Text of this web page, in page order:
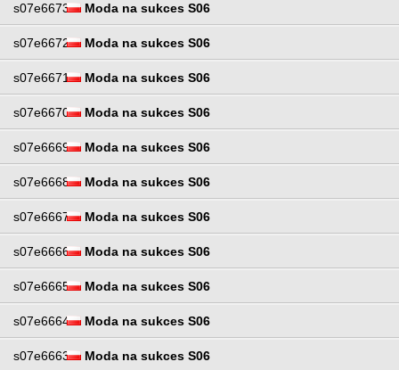
s07e6673 Moda na sukces S06
s07e6672 Moda na sukces S06
s07e6671 Moda na sukces S06
s07e6670 Moda na sukces S06
s07e6669 Moda na sukces S06
s07e6668 Moda na sukces S06
s07e6667 Moda na sukces S06
s07e6666 Moda na sukces S06
s07e6665 Moda na sukces S06
s07e6664 Moda na sukces S06
s07e6663 Moda na sukces S06